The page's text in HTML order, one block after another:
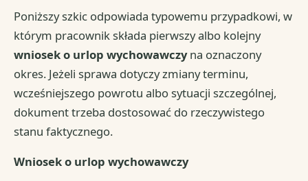
Poniższy szkic odpowiada typowemu przypadkowi, w
którym pracownik składa pierwszy albo kolejny
wniosek o urlop wychowawczyna oznaczony
okres. Jeżeli sprawa dotyczy zmiany terminu,
wcześniejszego powrotu albo sytuacji szczególnej,
dokument trzeba dostosować do rzeczywistego
stanu faktycznego.
Wniosek o urlop wychowawczy